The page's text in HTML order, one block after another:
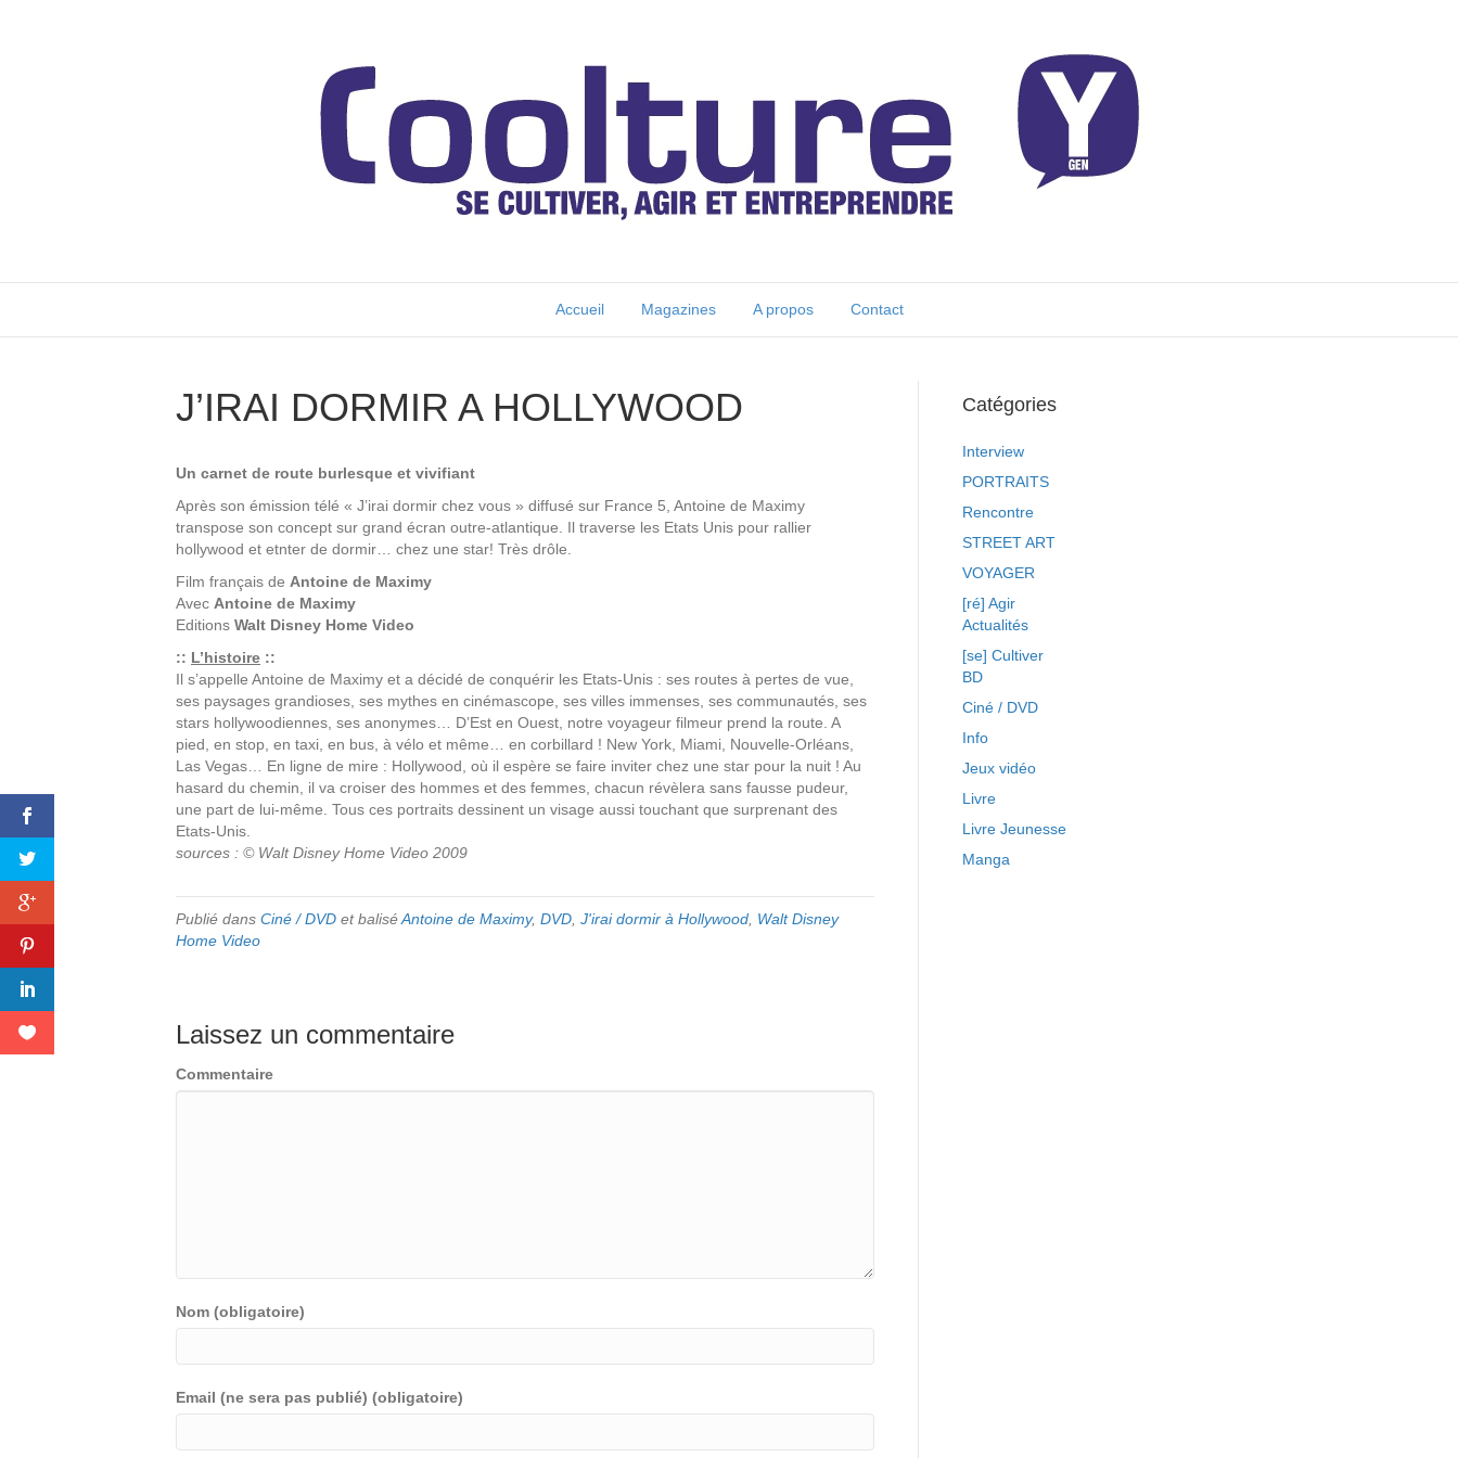
Accueil Magazines A propos Contact
J’IRAI DORMIR A HOLLYWOOD
Un carnet de route burlesque et vivifiant
Après son émission télé « J’irai dormir chez vous » diffusé sur France 5, Antoine de Maximy
transpose son concept sur grand écran outre-atlantique. Il traverse les Etats Unis pour rallier
hollywood et etnter de dormir… chez une star! Très drôle.
Film français de Antoine de Maximy
Avec Antoine de Maximy
Editions Walt Disney Home Video
:: L’histoire ::
Il s’appelle Antoine de Maximy et a décidé de conquérir les Etats-Unis : ses routes à pertes de vue,
ses paysages grandioses, ses mythes en cinémascope, ses villes immenses, ses communautés, ses
stars hollywoodiennes, ses anonymes… D’Est en Ouest, notre voyageur filmeur prend la route. A
pied, en stop, en taxi, en bus, à vélo et même… en corbillard ! New York, Miami, Nouvelle-Orléans,
Las Vegas… En ligne de mire : Hollywood, où il espère se faire inviter chez une star pour la nuit ! Au
hasard du chemin, il va croiser des hommes et des femmes, chacun révèlera sans fausse pudeur,
une part de lui-même. Tous ces portraits dessinent un visage aussi touchant que surprenant des
Etats-Unis.
sources : © Walt Disney Home Video 2009
Publié dans Ciné / DVD et baliséAntoine de Maximy, DVD J'irai dormir à Hollywood Walt Disney
Home Video
Laissez un commentaire
Commentaire
Nom (obligatoire)
Email (ne sera pas publié) (obligatoire)
Catégories
Interview
PORTRAITS
Rencontre
STREET ART
VOYAGER
[ré] Agir
Actualités
[se] Cultiver
BD
Ciné / DVD
Info
Jeux vidéo
Livre
Livre Jeunesse
Manga